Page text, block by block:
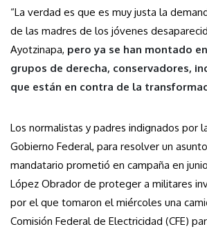
“La verdad es que es muy justa la
de las madres de los jóvenes
Ayotzinapa, pero ya se han montado
grupos de derecha, conservadores,
que están en contra de la
Los normalistas y padres indignados por
Gobierno Federal, para resolver un
mandatario prometió en campaña en
López Obrador de proteger a militares
por el que tomaron el miércoles una
Comisión Federal de Electricidad (CFE)